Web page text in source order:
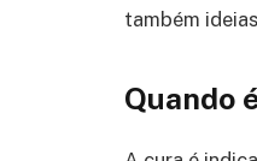
também
Quando